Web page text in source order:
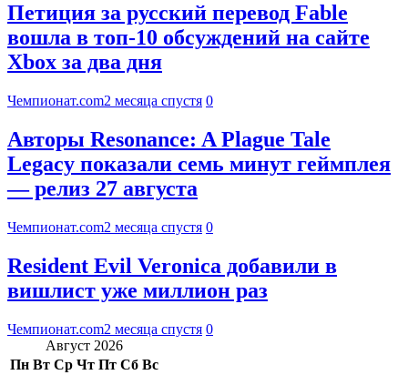
Петиция за русский перевод Fable
вошла в топ-10 обсуждений на сайте
Xbox за два дня
Чемпионат.com2 месяца спустя 0
Авторы Resonance: A Plague Tale
Legacy показали семь минут геймплея
— релиз 27 августа
Чемпионат.com2 месяца спустя 0
Resident Evil Veronica добавили в
вишлист уже миллион раз
Чемпионат.com2 месяца спустя 0
Август 2026
Пн Вт Ср Чт Пт Сб Вс